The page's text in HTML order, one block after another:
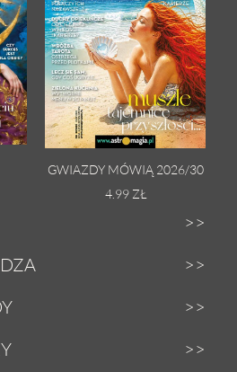
GWIAZDY MÓWIĄ 2026/30
4.99 ZŁ